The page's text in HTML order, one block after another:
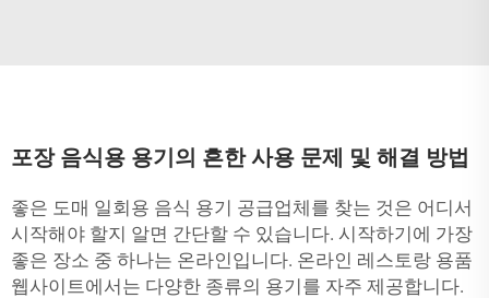
포장 음식용 용기의 흔한 사용 문제 및 해결 방법
좋은 도매 일회용 음식 용기 공급업체를 찾는 것은 어디서
시작해야 할지 알면 간단할 수 있습니다. 시작하기에 가장
좋은 장소 중 하나는 온라인입니다. 온라인 레스토랑 용품
웹사이트에서는 다양한 종류의 용기를 자주 제공합니다.